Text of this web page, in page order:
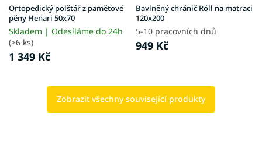
Ortopedický polštář z paměťové
pěny Henari 50x70
Skladem | Odesíláme do 24h
(>6 ks)
1 349 Kč
Bavlněný chránič Róll na matraci
120x200
5-10 pracovních dnů
949 Kč
Zobrazit všechny související produkty